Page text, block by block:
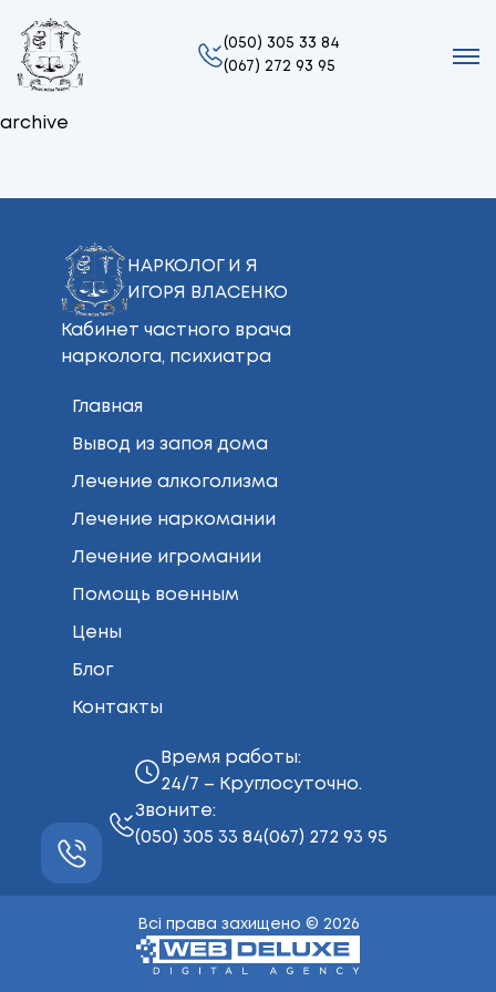
(050) 305 33 84
(067) 272 93 95
archive
НАРКОЛОГ И Я
ИГОРЯ ВЛАСЕНКО
Кабинет частного врача
нарколога, психиатра
Главная
Вывод из запоя дома
Лечение алкоголизма
Лечение наркомании
Лечение игромании
Помощь военным
Цены
Блог
Контакты
Время работы:
24/7 – Круглосуточно.
Звоните:
(050) 305 33 84(067) 272 93 95
Всі права захищено © 2026